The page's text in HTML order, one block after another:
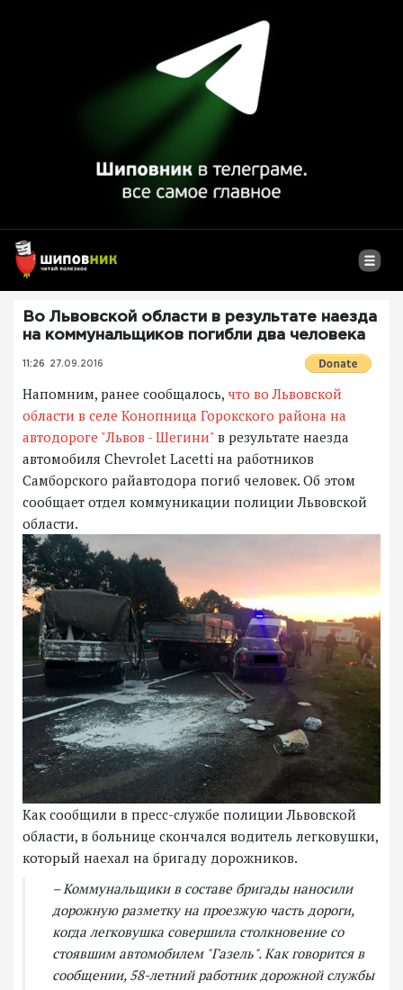
Во Львовской области в результате наезда
на коммунальщиков погибли два человека
11:26 27.09.2016
Напомним, ранее сообщалось, что во Львовской
области в селе Конопница Горокского района на
автодороге "Львов - Шегини" в результате наезда
автомобиля Chevrolet Lacetti на работников
Самборского райавтодора погиб человек. Об этом
сообщает отдел коммуникации полиции Львовской
области.
Как сообщили в пресс-службе полиции Львовской
области, в больнице скончался водитель легковушки,
который наехал на бригаду дорожников.
– Коммунальщики в составе бригады наносили
дорожную разметку на проезжую часть дороги,
когда легковушка совершила столкновение со
стоявшим автомобилем "Газель". Как говорится в
сообщении, 58-летний работник дорожной службы